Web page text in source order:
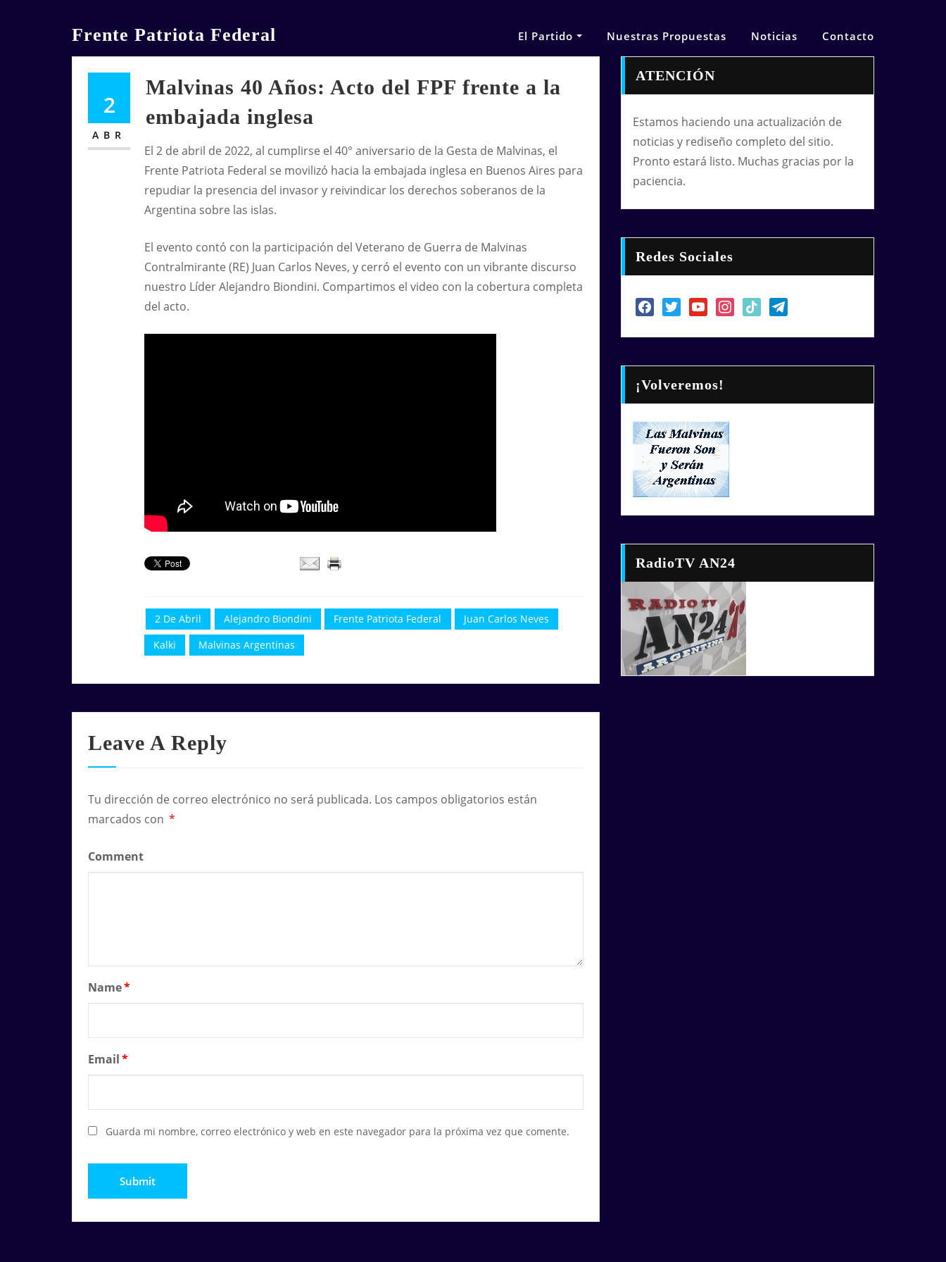
Frente Patriota Federal El Partido Nuestras Propuestas Noticias Contacto
2
ABR
Malvinas 40 Años: Acto del FPF frente a la
embajada inglesa
El 2 de abril de 2022, al cumplirse el 40° aniversario de la Gesta de Malvinas, el
Frente Patriota Federal se movilizó hacia la embajada inglesa en Buenos Aires para
repudiar la presencia del invasor y reivindicar los derechos soberanos de la
Argentina sobre las islas.
El evento contó con la participación del Veterano de Guerra de Malvinas
Contralmirante (RE) Juan Carlos Neves, y cerró el evento con un vibrante discurso
nuestro Líder Alejandro Biondini. Compartimos el video con la cobertura completa
del acto.
2 De Abril Alejandro Biondini Frente Patriota Federal
Juan Carlos Neves
Kalki
Malvinas Argentinas
Leave A Reply
Tu dirección de correo electrónico no será publicada. Los campos obligatorios están
marcados con *
Comment
Name*
Email*
Guarda mi nombre, correo electrónico y web en este navegador para la próxima vez que comente.
ATENCIÓN
Estamos haciendo una actualización de
noticias y rediseño completo del sitio.
Pronto estará listo. Muchas gracias por la
paciencia.
Redes Sociales
facebooktwitteryoutubeinstagram
tiktok telegram
¡Volveremos!
RadioTV AN24